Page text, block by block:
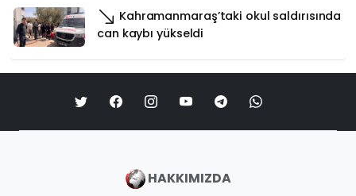
Kahramanmaraş’taki okul saldırısında
can kaybı yükseldi
HAKKIMIZDA